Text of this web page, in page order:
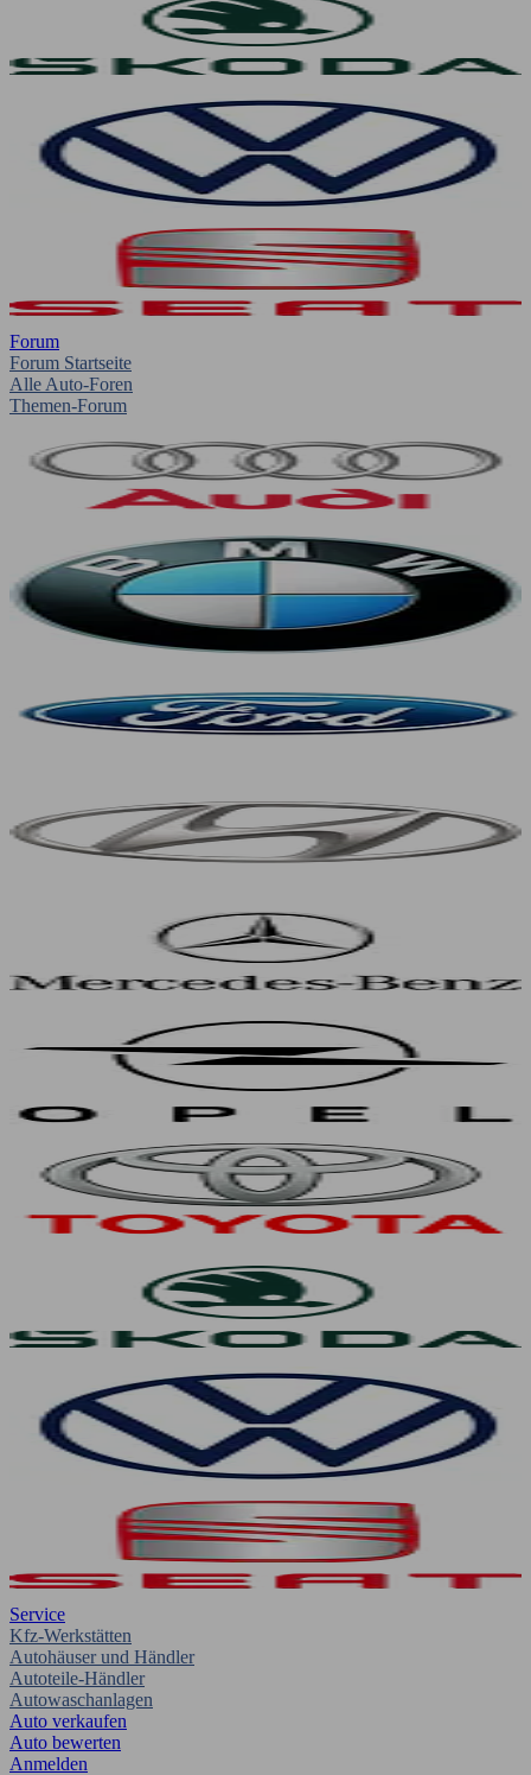
Forum
Forum Startseite
Alle Auto-Foren
Themen-Forum
Service
Kfz-Werkstätten
Autohäuser und Händler
Autoteile-Händler
Autowaschanlagen
Auto verkaufen
Auto bewerten
Anmelden